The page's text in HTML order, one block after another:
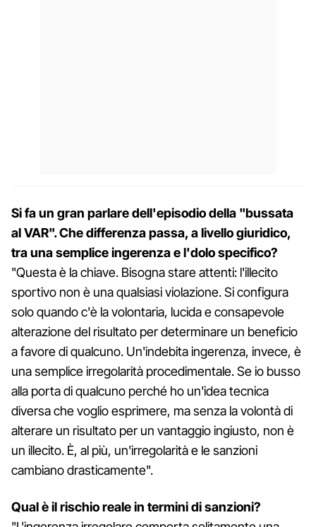
Si fa un gran parlare dell'episodio della "bussata
al VAR". Che differenza passa, a livello giuridico,
tra una semplice ingerenza e l'dolo specifico?
"Questa è la chiave. Bisogna stare attenti: l'illecito
sportivo non è una qualsiasi violazione. Si configura
solo quando c'è la volontaria, lucida e consapevole
alterazione del risultato per determinare un beneficio
a favore di qualcuno. Un'indebita ingerenza, invece, è
una semplice irregolarità procedimentale. Se io busso
alla porta di qualcuno perché ho un'idea tecnica
diversa che voglio esprimere, ma senza la volontà di
alterare un risultato per un vantaggio ingiusto, non è
un illecito. È, al più, un'irregolarità e le sanzioni
cambiano drasticamente".
Qual è il rischio reale in termini di sanzioni?